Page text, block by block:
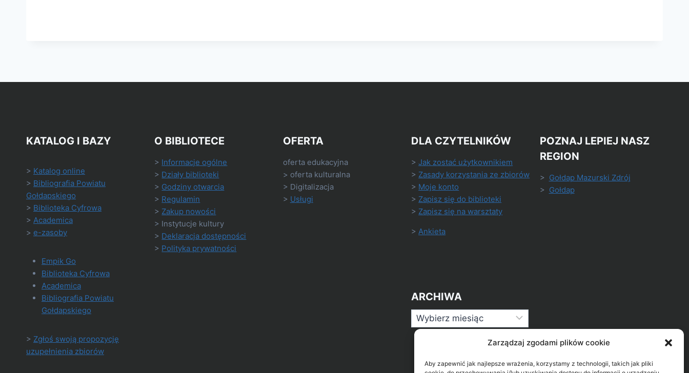
Zarządzaj zgodami plików cookie
Aby zapewnić jak najlepsze wrażenia, korzystamy z technologii, takich jak pliki
KATALOG I BAZY
> Katalog online
> Bibliografia Powiatu
Gołdapskiego
> Biblioteka Cyfrowa
> Academica
> e-zasoby
Empik Go
Biblioteka Cyfrowa
Academica
Bibliografia Powiatu
Gołdapskiego
> Zgłoś swoją propozycję
uzupełnienia zbiorów
O BIBLIOTECE
> Informacje ogólne
> Działy biblioteki
> Godziny otwarcia
> Regulamin
> Zakup nowości
> Instytucje kultury
> Deklaracja dostępności
> Polityka prywatności
OFERTA
oferta edukacyjna
> oferta kulturalna
> Digitalizacja
> Usługi
DLA CZYTELNIKÓW
>Jak zostać użytkownikiem
> Zasady korzystania ze zbiorów
> Moje konto
> Zapisz się do biblioteki
> Zapisz się na warsztaty
> Ankieta
ARCHIWA
Archiwa
POZNAJ LEPIEJ NASZ
REGION
> Gołdap Mazurski Zdrój
> Gołdap